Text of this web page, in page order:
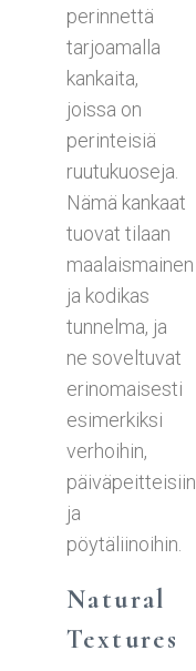
perinnettä
tarjoamalla
kankaita,
joissa on
perinteisiä
ruutukuoseja.
Nämä kankaat
tuovat tilaan
maalaismainen
ja kodikas
tunnelma, ja
ne soveltuvat
erinomaisesti
esimerkiksi
verhoihin,
päiväpeitteisiin
ja
pöytäliinoihin.
Natural
Textures